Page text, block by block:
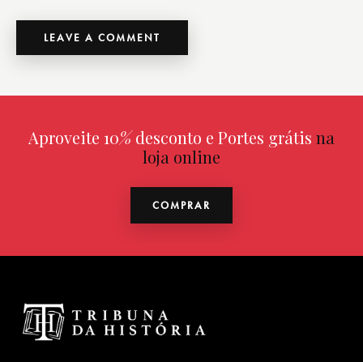
Aproveite 10%desconto e Portes grátis na
loja online
COMPRAR